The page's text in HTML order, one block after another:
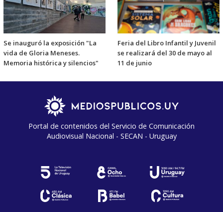
Se inauguró la exposición "La
vida de Gloria Meneses.
Memoria histórica y silencios"
Feria del Libro Infantil y Juvenil
se realizará del 30 de mayo al
11 de junio
Portal de contenidos del Servicio de Comunicación
Audiovisual Nacional - SECAN - Uruguay